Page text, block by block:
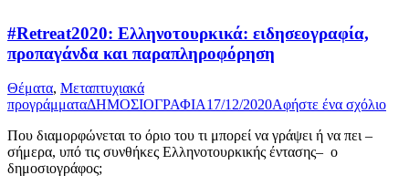
#Retreat2020: Ελληνοτουρκικά: ειδησεογραφία,
προπαγάνδα και παραπληροφόρηση
Θέματα, Μεταπτυχιακά
προγράμματαΔΗΜΟΣΙΟΓΡΑΦΙΑ17/12/2020Αφήστε ένα σχόλιο
Που διαμορφώνεται το όριο του τι μπορεί να γράψει ή να πει –
σήμερα, υπό τις συνθήκες Ελληνοτουρκικής έντασης– ο
δημοσιογράφος;